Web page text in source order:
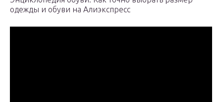
одежды и обуви на Алиэкспресс